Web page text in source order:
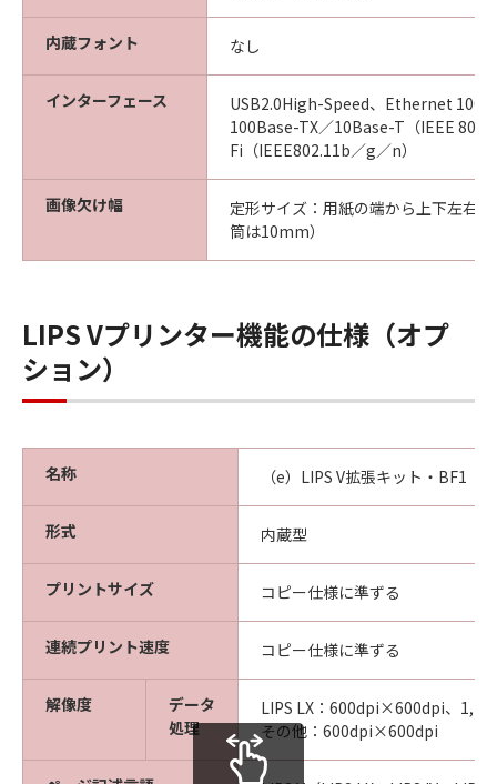
内蔵フォント なし
インターフェース
USB2.0High-Speed、Ethernet
100Base-TX／10Base-T（IEEE
Fi（IEEE802.11b／g／n）
画像欠け幅
定形サイズ：用紙の端から上下左右
筒は10mm）
LIPS Vプリンター機能の仕様（オプ
ション）
名称 （e）LIPS V拡張キット・BF1
形式 内蔵型
プリントサイズ コピー仕様に準ずる
連続プリント速度 コピー仕様に準ずる
解像度
データ
処理
LIPS LX：600dpi×600dpi、
その他：600dpi×600dpi